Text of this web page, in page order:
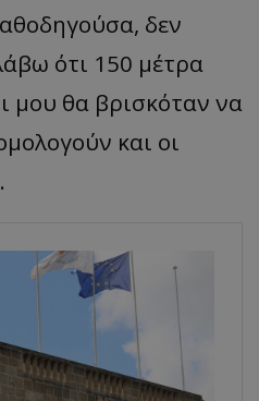
δεν
ότι 150 μέτρα
μου θα βρισκόταν να
και οι